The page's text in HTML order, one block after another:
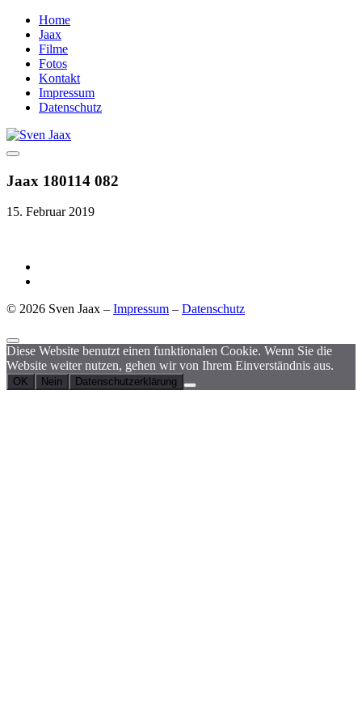
Home
Jaax
Filme
Fotos
Kontakt
Impressum
Datenschutz
Jaax 180114 082
15. Februar 2019
© 2026 Sven Jaax – Impressum – Datenschutz
Diese Website benutzt einen funktionalen Cookie. Wenn Sie die
Website weiter nutzen, gehen wir von Ihrem Einverständnis aus.
OK Nein Datenschutzerklärung